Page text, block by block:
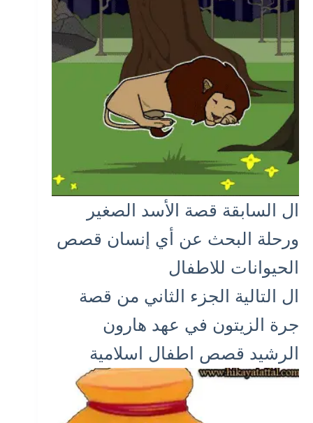
ال السابقة قصة الأسد الصغير
ورحلة البحث عن أي إنسان قصص
الحيوانات للاطفال
ال التالية الجزء الثاني من قصة
جرة الزيتون في عهد هارون
الرشيد قصص اطفال اسلامية